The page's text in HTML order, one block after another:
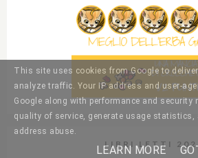
LIBRI LETTI
This site uses cookies from Google to
analyze traffic. Your IP address and user-
Google along with performance and security
quality of service, generate usage statistics,
address abuse.
LEARN MORE